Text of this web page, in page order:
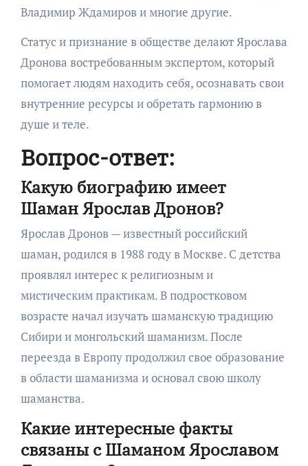
Владимир Ждамиров и многие другие.
Статус и признание в обществе делают Ярослава
Дронова востребованным экспертом, который
помогает людям находить себя, осознавать свои
внутренние ресурсы и обретать гармонию в
душе и теле.
Вопрос-ответ:
Какую биографию имеет
Шаман Ярослав Дронов?
Ярослав Дронов — известный российский
шаман, родился в 1988 году в Москве. С детства
проявлял интерес к религиозным и
мистическим практикам. В подростковом
возрасте начал изучать шаманскую традицию
Сибири и монгольский шаманизм. После
переезда в Европу продолжил свое образование
в области шаманизма и основал свою школу
шаманства.
Какие интересные факты
связаны с Шаманом Ярославом